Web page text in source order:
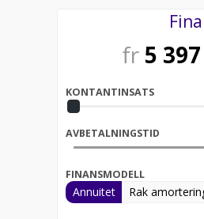
fr 5 397
KONTANTINSATS
AVBETALNINGSTID
FINANSMODELL
Annuitet Rak